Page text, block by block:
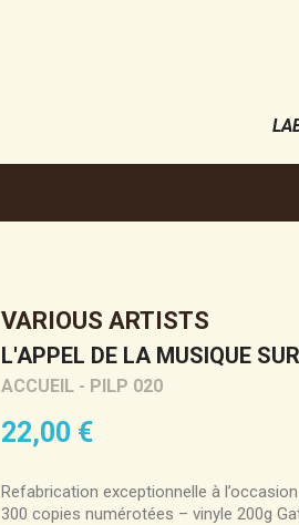
VARIOUS ARTISTS
L'APPEL DE LA MUSIQUE
ACCUEIL - PILP 020
22,00 €
Refabrication exceptionnelle à
300 copies numérotées – vinyle 200g